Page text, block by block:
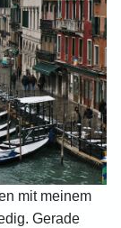
mit meinem
Gerade